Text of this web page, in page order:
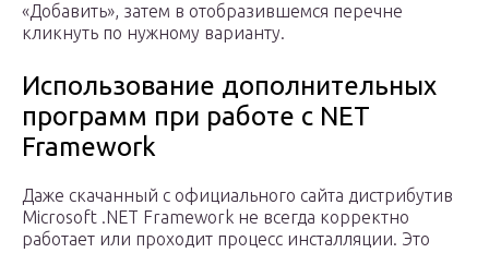
«Добавить», затем в отобразившемся перечне
кликнуть по нужному варианту.
Использование дополнительных
программ при работе с NET
Framework
Даже скачанный с официального сайта дистрибутив
Microsoft .NET Framework не всегда корректно
работает или проходит процесс инсталляции. Это